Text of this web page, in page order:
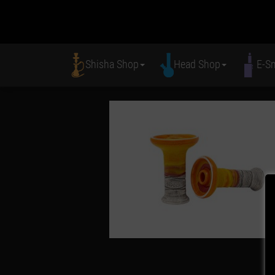
Shisha Shop Head Shop E-